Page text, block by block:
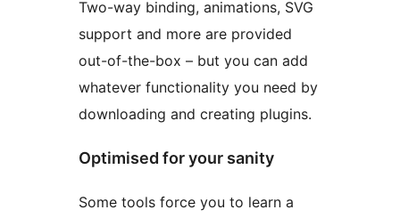
Two-way binding, animations, SVG
support and more are provided
out-of-the-box – but you can add
whatever functionality you need by
downloading and creating plugins.
Optimised for your sanity
Some tools force you to learn a